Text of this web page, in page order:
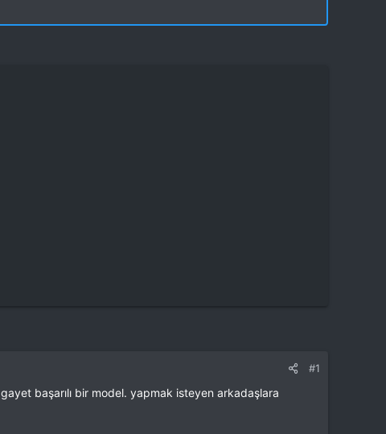
#1
gayet başarılı bir model. yapmak isteyen arkadaşlara